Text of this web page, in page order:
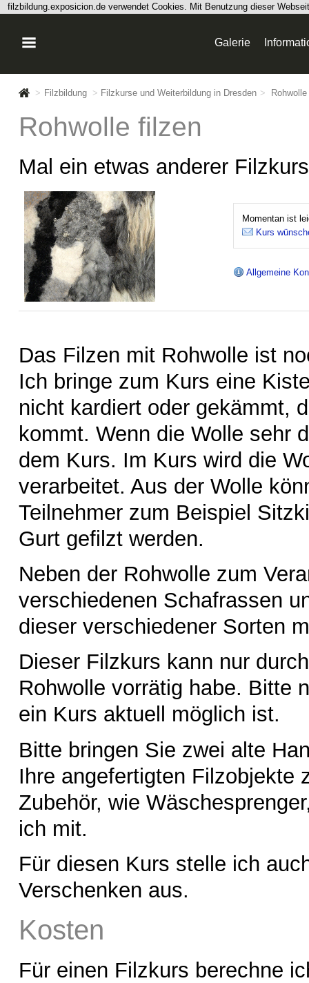
filzbildung.exposicion.de verwendet Cookies. Mit Benutzung dieser
> Filzbildung > Filzkurse und Weiterbildung in Dresden >
Rohwolle filzen
Mal ein etwas anderer Filzkurs
Momentan ist
Kurs
Allgemeine
Das Filzen mit Rohwolle ist
Ich bringe zum Kurs eine
nicht kardiert oder gekämmt,
kommt. Wenn die Wolle sehr
dem Kurs. Im Kurs wird die
verarbeitet. Aus der Wolle
Teilnehmer zum Beispiel
Gurt gefilzt werden.
Neben der Rohwolle zum
verschiedenen Schafrassen
dieser verschiedener Sorten
Dieser Filzkurs kann nur
Rohwolle vorrätig habe. Bitte
ein Kurs aktuell möglich ist.
Bitte bringen Sie zwei alte
Ihre angefertigten Filzobjekte
Zubehör, wie
ich mit.
Für diesen Kurs stelle ich
Verschenken aus.
Kosten
Für einen Filzkurs berechne
Galerie